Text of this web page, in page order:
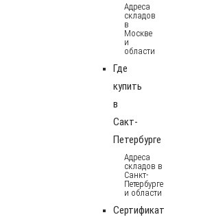
Адреса
складов
в
Москве
и
области
Где
купить
в
Сакт-
Петербурге
Адреса
складов в
Санкт-
Петербурге
и области
Сертификат